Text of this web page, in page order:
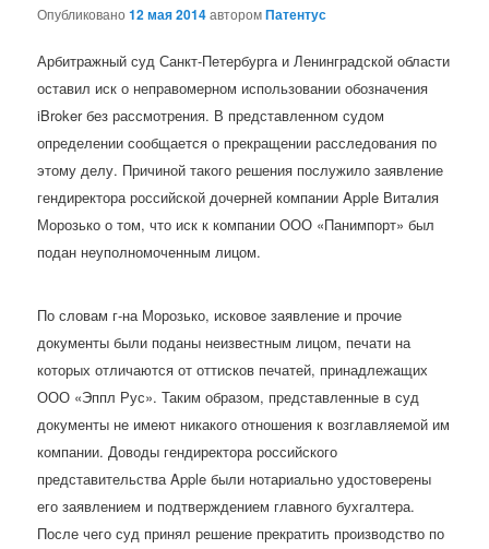
Опубликовано12 мая 2014авторомПатентус
Арбитражный суд Санкт-Петербурга и Ленинградской области
оставил иск о неправомерном использовании обозначения
iBroker без рассмотрения. В представленном судом
определении сообщается о прекращении расследования по
этому делу. Причиной такого решения послужило заявление
гендиректора российской дочерней компании Apple Виталия
Морозько о том, что иск к компании ООО «Панимпорт» был
подан неуполномоченным лицом.
По словам г-на Морозько, исковое заявление и прочие
документы были поданы неизвестным лицом, печати на
которых отличаются от оттисков печатей, принадлежащих
ООО «Эппл Рус». Таким образом, представленные в суд
документы не имеют никакого отношения к возглавляемой им
компании. Доводы гендиректора российского
представительства Apple были нотариально удостоверены
его заявлением и подтверждением главного бухгалтера.
После чего суд принял решение прекратить производство по